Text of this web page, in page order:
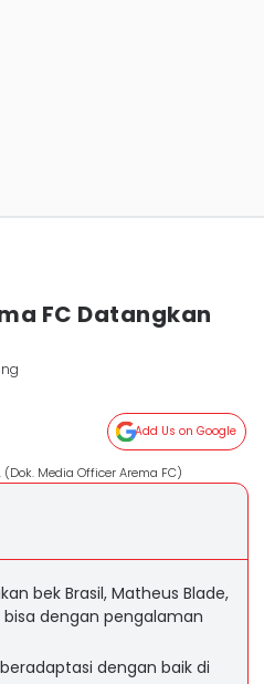
FC Datangkan
Add Us on Google
Media Officer Arema FC)
bek Brasil, Matheus Blade,
dengan pengalaman
dengan baik di